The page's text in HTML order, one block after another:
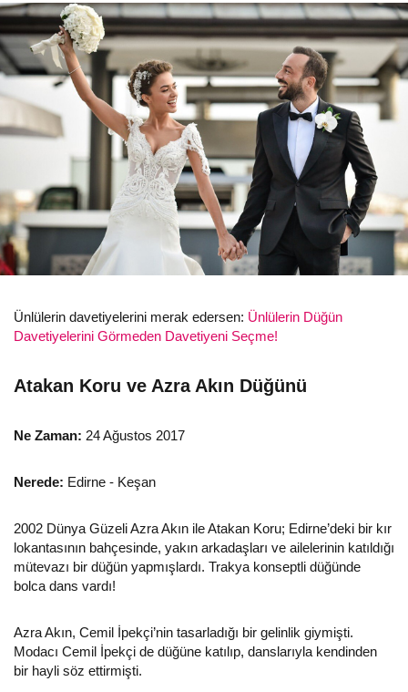
Ünlülerin davetiyelerini merak edersen: Ünlülerin Düğün
Davetiyelerini Görmeden Davetiyeni Seçme!
Atakan Koru ve Azra Akın Düğünü
Ne Zaman: 24 Ağustos 2017
Nerede: Edirne - Keşan
2002 Dünya Güzeli Azra Akın ile Atakan Koru; Edirne’deki bir kır
lokantasının bahçesinde, yakın arkadaşları ve ailelerinin katıldığı
mütevazı bir düğün yapmışlardı. Trakya konseptli düğünde
bolca dans vardı!
Azra Akın, Cemil İpekçi’nin tasarladığı bir gelinlik giymişti.
Modacı Cemil İpekçi de düğüne katılıp, danslarıyla kendinden
bir hayli söz ettirmişti.